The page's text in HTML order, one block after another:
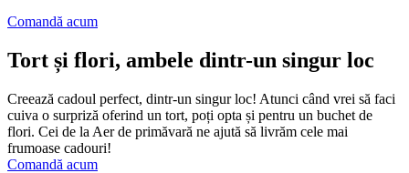
Comandă acum
Tort și flori, ambele dintr-un singur loc
Creează cadoul perfect, dintr-un singur loc! Atunci când vrei să faci
cuiva o surpriză oferind un tort, poți opta și pentru un buchet de
flori. Cei de la Aer de primăvară ne ajută să livrăm cele mai
frumoase cadouri!
Comandă acum